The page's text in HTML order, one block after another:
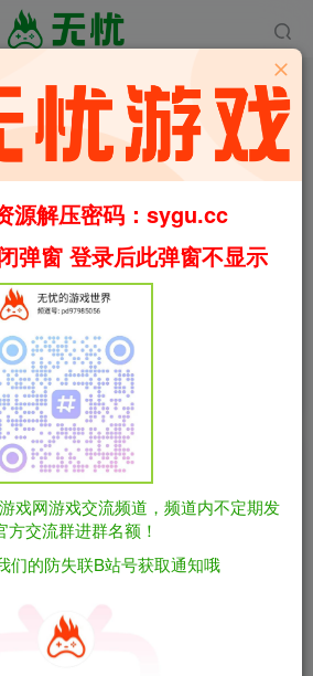
speed
5/Battlefield 5/Battlefield V
项修改器（官中）
风云5/Battlefield 5/Battlefield V
源解压密码：sygu.cc
弹窗 登录后此弹窗不显示
戏网游戏交流频道，频道内不定期发
方交流群进群名额！
们的防失联B站号获取通知哦